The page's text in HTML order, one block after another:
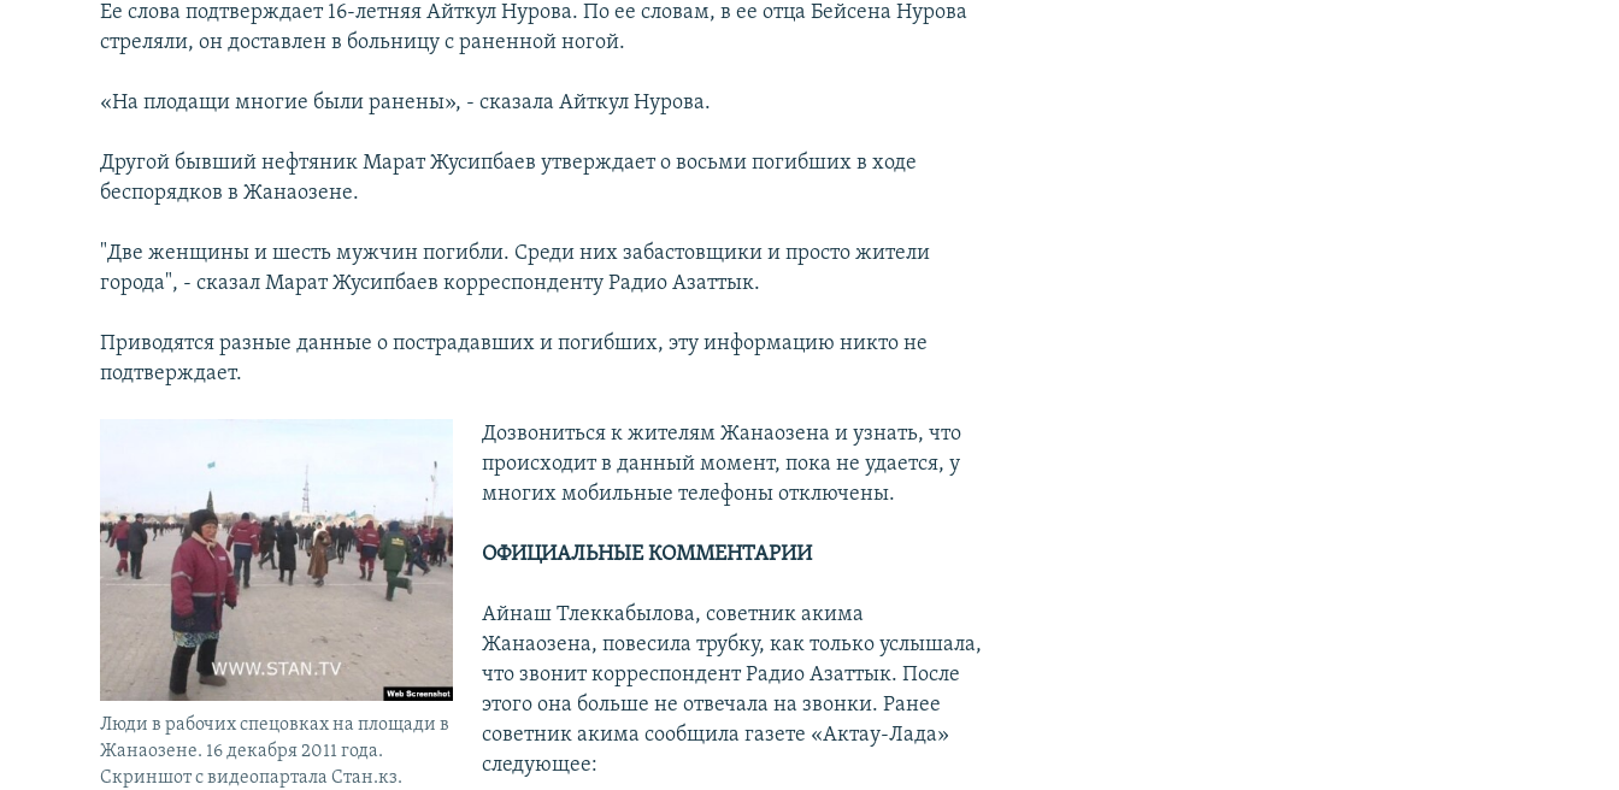
Ее слова подтверждает 16-летняя Айткул Нурова. По ее словам, в ее отца Бейсена Нурова
стреляли, он доставлен в больницу с раненной ногой.
«На плодащи многие были ранены», - сказала Айткул Нурова.
Другой бывший нефтяник Марат Жусипбаев утверждает о восьми погибших в ходе
беспорядков в Жанаозене.
"Две женщины и шесть мужчин погибли. Среди них забастовщики и просто жители
города", - сказал Марат Жусипбаев корреспонденту Радио Азаттык.
Приводятся разные данные о пострадавших и погибших, эту информацию никто не
подтверждает.
Люди в рабочих спецовках на площади в
Жанаозене. 16 декабря 2011 года.
Скриншот с видеопартала Стан.кз.
Дозвониться к жителям Жанаозена и узнать, что
происходит в данный момент, пока не удается, у
многих мобильные телефоны отключены.
ОФИЦИАЛЬНЫЕ КОММЕНТАРИИ
Айнаш Тлеккабылова, советник акима
Жанаозена, повесила трубку, как только услышала,
что звонит корреспондент Радио Азаттык. После
этого она больше не отвечала на звонки. Ранее
советник акима сообщила газете «Актау-Лада»
следующее: